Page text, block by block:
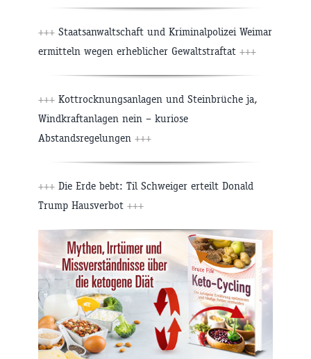
+++ Staatsanwaltschaft und Kriminalpolizei Weimar
ermitteln wegen erheblicher Gewaltstraftat +++
+++ Kottrocknungsanlagen und Steinbrüche ja,
Windkraftanlagen nein – kuriose
Abstandsregelungen +++
+++ Die Erde bebt: Til Schweiger erteilt Donald
Trump Hausverbot +++